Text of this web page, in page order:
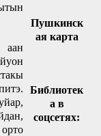
аан
Пушкинск
ая карта
Библиотек
а в
соцсетях: